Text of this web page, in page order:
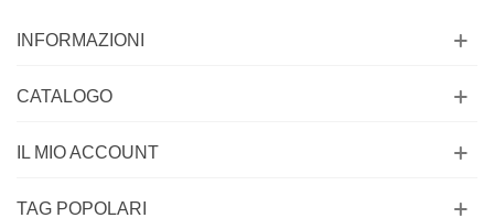
INFORMAZIONI
CATALOGO
IL MIO ACCOUNT
TAG POPOLARI